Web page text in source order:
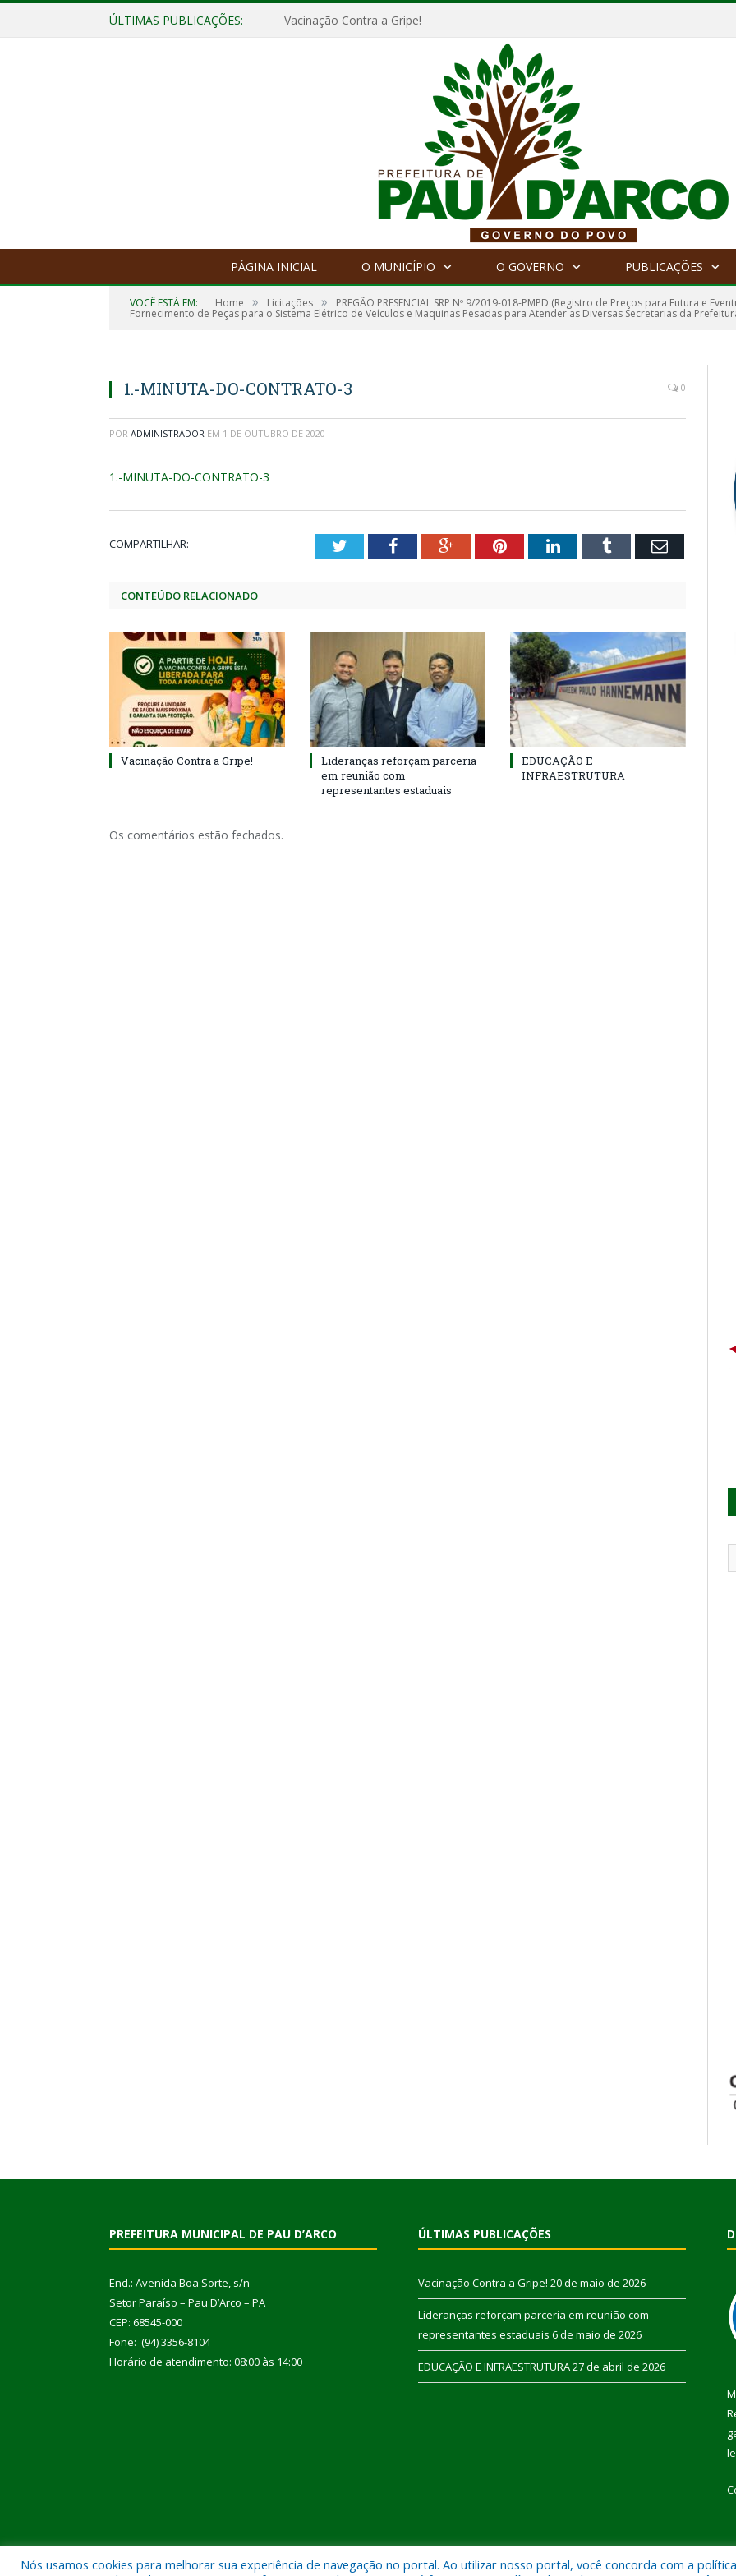
ÚLTIMAS PUBLICAÇÕES: Vacinação Contra a Gripe!
PÁGINA INICIAL O MUNICÍPIO O GOVERNO PUBLICAÇÕES
VOCÊ ESTÁ EM: Home » Licitações » PREGÃO PRESENCIAL SRP Nº 9/2019-018-PMPD (Registro de Preços para Futura e
Fornecimento de Peças para o Sistema Elétrico de Veículos e Maquinas Pesadas para Atender as Diversas Secretarias da
1.-MINUTA-DO-CONTRATO-3 0
POR ADMINISTRADOR EM 1 DE OUTUBRO DE 2020
1.-MINUTA-DO-CONTRATO-3
COMPARTILHAR: TwitterFacebookGoogle+PinterestLinkedInTumblr Email
CONTEÚDO RELACIONADO
Vacinação Contra a Gripe!
Lideranças reforçam parceria
em reunião com
representantes estaduais
EDUCAÇÃO E
INFRAESTRUTURA
Os comentários estão fechados.
PREFEITURA MUNICIPAL DE PAU D’ARCO
End.: Avenida Boa Sorte, s/n
Setor Paraíso – Pau D’Arco – PA
CEP: 68545-000
Fone: (94) 3356-8104
Horário de atendimento: 08:00 às 14:00
ÚLTIMAS PUBLICAÇÕES
Vacinação Contra a Gripe! 20 de maio de 2026
Lideranças reforçam parceria em reunião com
representantes estaduais 6 de maio de 2026
EDUCAÇÃO E INFRAESTRUTURA27 de abril de 2026
Nós usamos cookies para melhorar sua experiência de navegação no portal. Ao utilizar nosso portal, você concorda com a